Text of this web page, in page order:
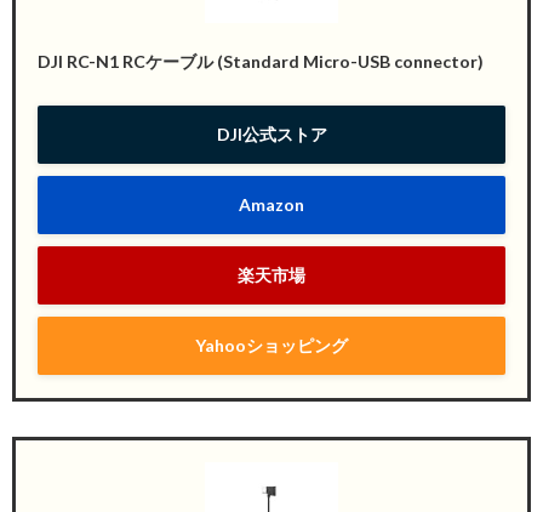
DJI RC-N1 RCケーブル (Standard Micro-USB connector)
DJI公式ストア
Amazon
楽天市場
Yahooショッピング